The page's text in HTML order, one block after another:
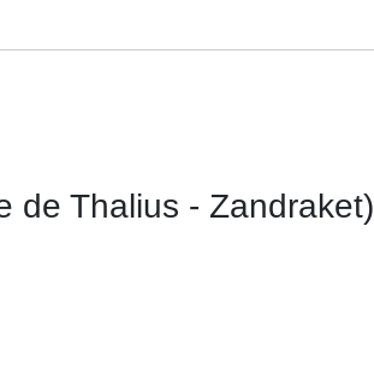
de Thalius - Zandraket)